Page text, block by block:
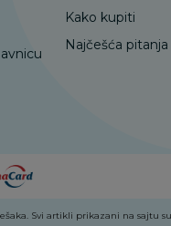
Kako kupiti
Najčešća pitanja
Svi artikli prikazani na sajtu